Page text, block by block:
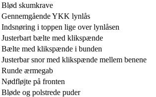
Blød skumkrave
Gennemgående YKK lynlås
Indsnøring i toppen lige over lynlåsen
Justerbart bælte med klikspænde
Bælte med klikspænde i bunden
Justerbar snor med klikspænde mellem benene
Runde ærmegab
Nødfløjte på fronten
Bløde og polstrede puder